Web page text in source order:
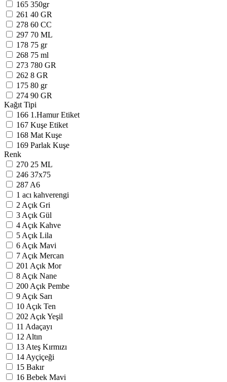
165 350gr
261 40 GR
278 60 CC
297 70 ML
178 75 gr
268 75 ml
273 780 GR
262 8 GR
175 80 gr
274 90 GR
Kağıt Tipi
166 1.Hamur Etiket
167 Kuşe Etiket
168 Mat Kuşe
169 Parlak Kuşe
Renk
270 25 ML
246 37x75
287 A6
1 acı kahverengi
2 Açık Gri
3 Açık Gül
4 Açık Kahve
5 Açık Lila
6 Açık Mavi
7 Açık Mercan
201 Açık Mor
8 Açık Nane
200 Açık Pembe
9 Açık Sarı
10 Açık Ten
202 Açık Yeşil
11 Adaçayı
12 Altın
13 Ateş Kırmızı
14 Ayçiçeği
15 Bakır
16 Bebek Mavi